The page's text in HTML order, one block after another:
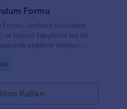
Formu
Formu, Jotform üzerinden
ve hizmet taleplerini tek bir
ekiplerin müşteri
Kullan